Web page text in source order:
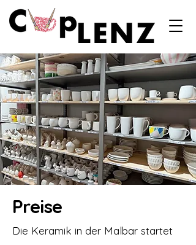
Preise
Die Keramik in der Malbar startet